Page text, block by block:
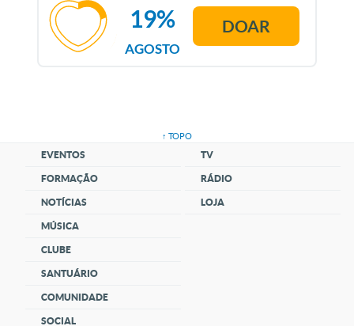
AGOSTO
19% DOAR
↑ TOPO
EVENTOS
FORMAÇÃO
NOTÍCIAS
MÚSICA
CLUBE
SANTUÁRIO
COMUNIDADE
SOCIAL
TV
RÁDIO
LOJA